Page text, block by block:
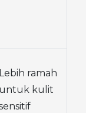
Lebih ramah
untuk kulit